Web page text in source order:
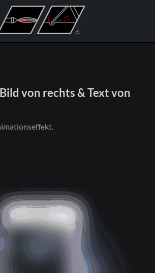
von rechts & Text von